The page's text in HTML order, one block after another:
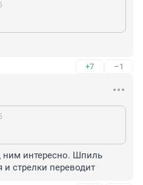
+7 –1
ним интересно. Шпиль
стрелки переводит